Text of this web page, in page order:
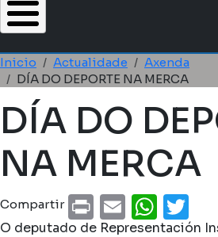
Miga de pan
Inicio Actualidade
Axenda
DÍA DO DEPORTE NA MERCA
DÍA DO
NA MERCA
Compartir PrintEmail
O deputado de Representación